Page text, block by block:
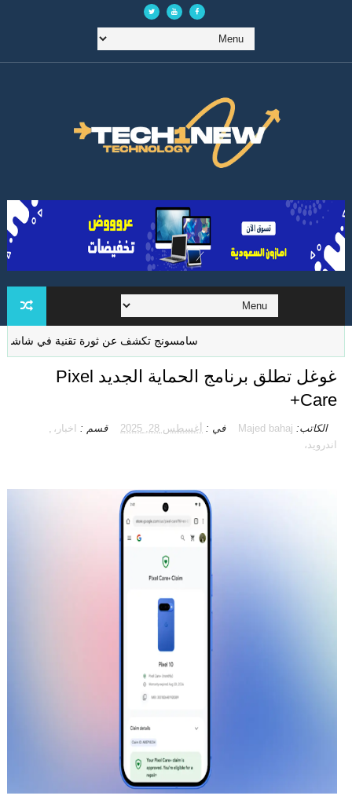
سامسونج تكشف عن ثورة تقنية في شاشات
غوغل تطلق برنامج الحماية الجديد Pixel
Care+
الكاتب: Majed bahaj في : أغسطس 28, 2025 قسم : اخبار، ,
اندرويد،